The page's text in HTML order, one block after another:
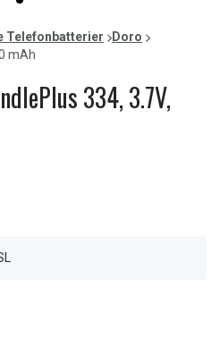
item
0
Telefonbatterier
Doro
mAh
334, 3.7V,